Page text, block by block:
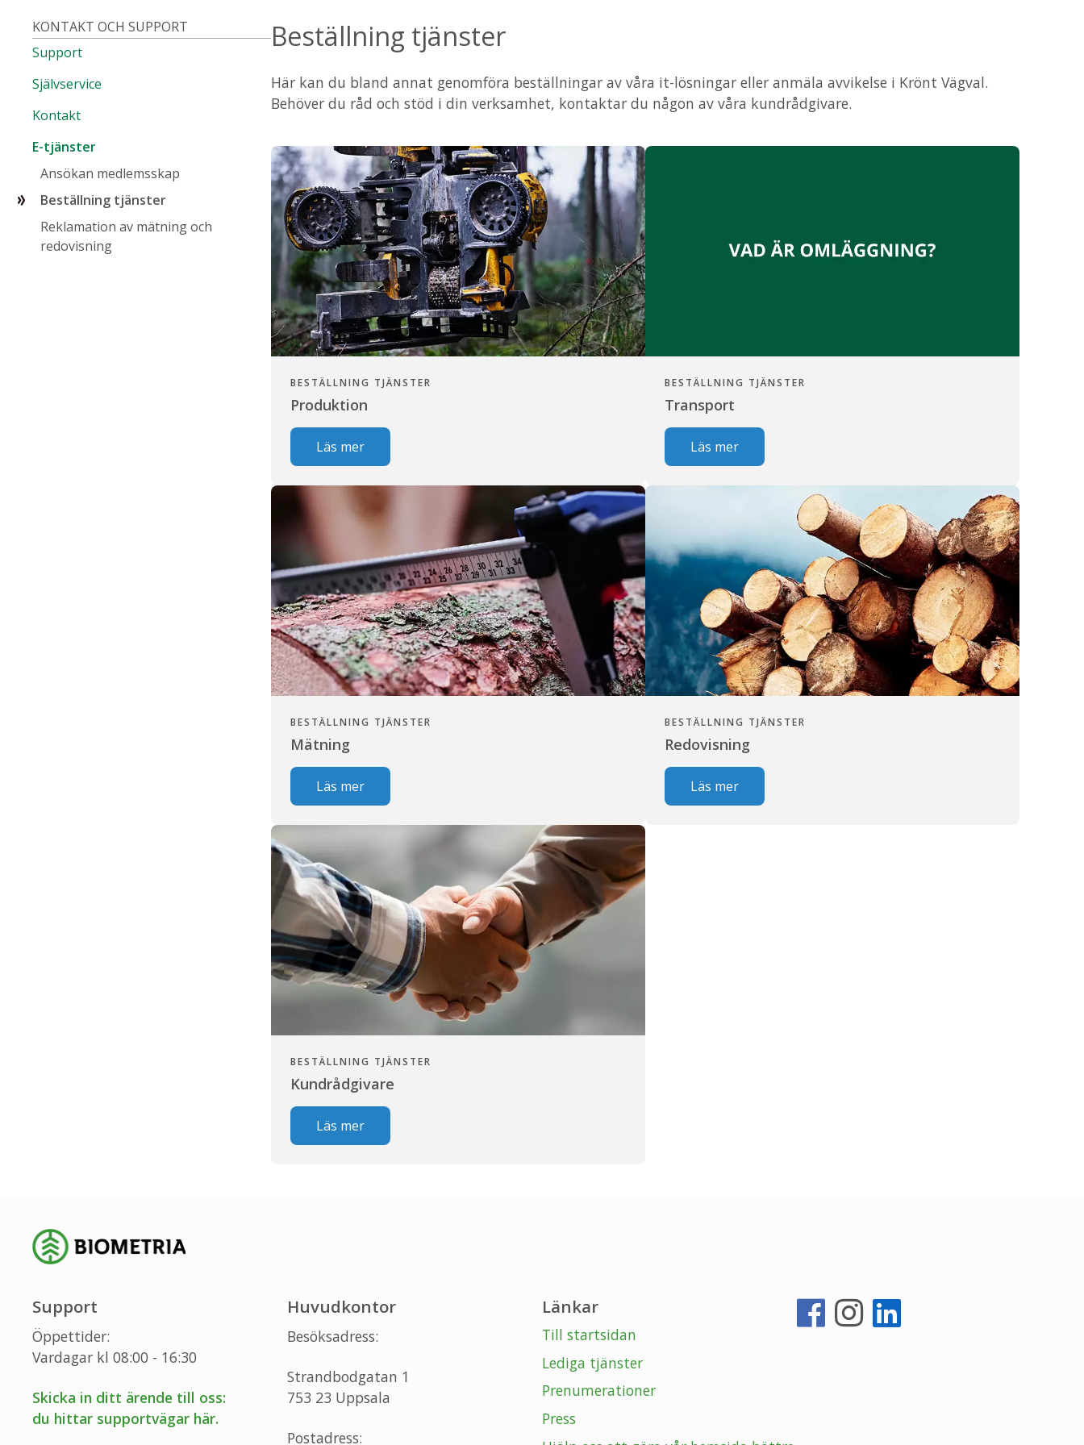
Beställning tjänster
Här kan du bland annat genomföra beställningar av våra it-lösningar eller anmäla avvikelse i Krönt Vägval.
Behöver du råd och stöd i din verksamhet, kontaktar du någon av våra kundrådgivare.
BESTÄLLNING TJÄNSTER
Produktion
Läs mer
BESTÄLLNING TJÄNSTER
Transport
Läs mer
BESTÄLLNING TJÄNSTER
Mätning
Läs mer
BESTÄLLNING TJÄNSTER
Redovisning
Läs mer
BESTÄLLNING TJÄNSTER
Kundrådgivare
Läs mer
KONTAKT OCH SUPPORT
Support
Självservice
Kontakt
E-tjänster
Ansökan medlemsskap
Beställning tjänster
Reklamation av mätning och
redovisning
Support
Öppettider:
Vardagar kl 08:00 - 16:30
Skicka in ditt ärende till oss:
du hittar supportvägar här.
Huvudkontor
Besöksadress:
Strandbodgatan 1
753 23 Uppsala
Postadress:
Länkar
Till startsidan
Lediga tjänster
Prenumerationer
Press